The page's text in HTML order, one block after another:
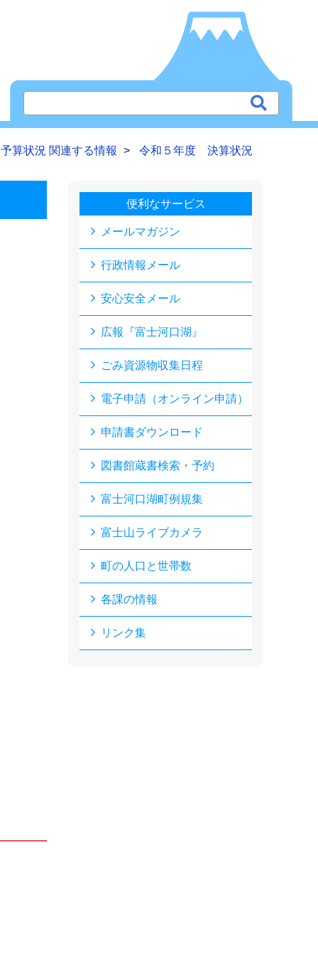
算状況 関連する情報 令和５年度 決算状況
便利なサービス
メールマガジン
行政情報メール
安心安全メール
広報『富士河口湖』
ごみ資源物収集日程
電子申請（オンライン申請）
申請書ダウンロード
図書館蔵書検索・予約
富士河口湖町例規集
富士山ライブカメラ
町の人口と世帯数
各課の情報
リンク集